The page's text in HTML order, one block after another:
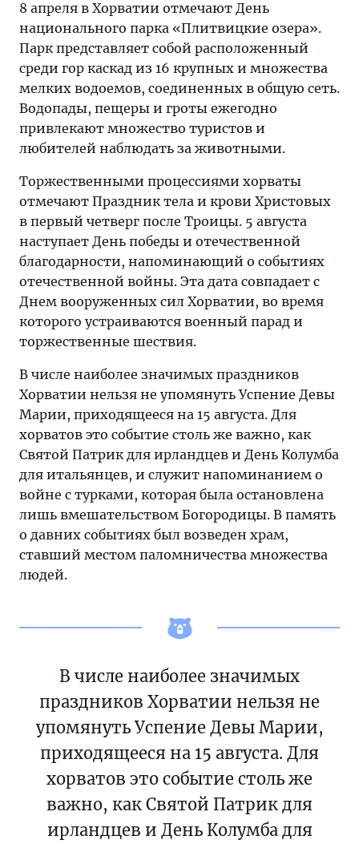
8 апреля в Хорватии отмечают День
национального парка «Плитвицкие озера».
Парк представляет собой расположенный
среди гор каскад из 16 крупных и множества
мелких водоемов, соединенных в общую сеть.
Водопады, пещеры и гроты ежегодно
привлекают множество туристов и
любителей наблюдать за животными.
Торжественными процессиями хорваты
отмечают Праздник тела и крови Христовых
в первый четверг после Троицы. 5 августа
наступает День победы и отечественной
благодарности, напоминающий о событиях
отечественной войны. Эта дата совпадает с
Днем вооруженных сил Хорватии, во время
которого устраиваются военный парад и
торжественные шествия.
В числе наиболее значимых праздников
Хорватии нельзя не упомянуть Успение Девы
Марии, приходящееся на 15 августа. Для
хорватов это событие столь же важно, как
Святой Патрик для ирландцев и День Колумба
для итальянцев, и служит напоминанием о
войне с турками, которая была остановлена
лишь вмешательством Богородицы. В память
о давних событиях был возведен храм,
ставший местом паломничества множества
людей.
В числе наиболее значимых
праздников Хорватии нельзя не
упомянуть Успение Девы Марии,
приходящееся на 15 августа. Для
хорватов это событие столь же
важно, как Святой Патрик для
ирландцев и День Колумба для